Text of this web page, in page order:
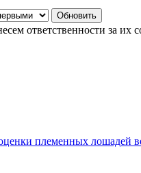
ответственности за их
племенных лошадей